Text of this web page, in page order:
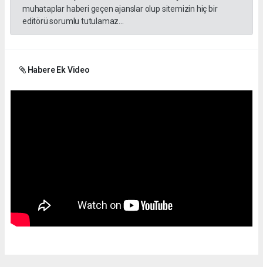
muhataplar haberi geçen ajanslar olup sitemizin hiç bir
editörü sorumlu tutulamaz...
Habere Ek Video